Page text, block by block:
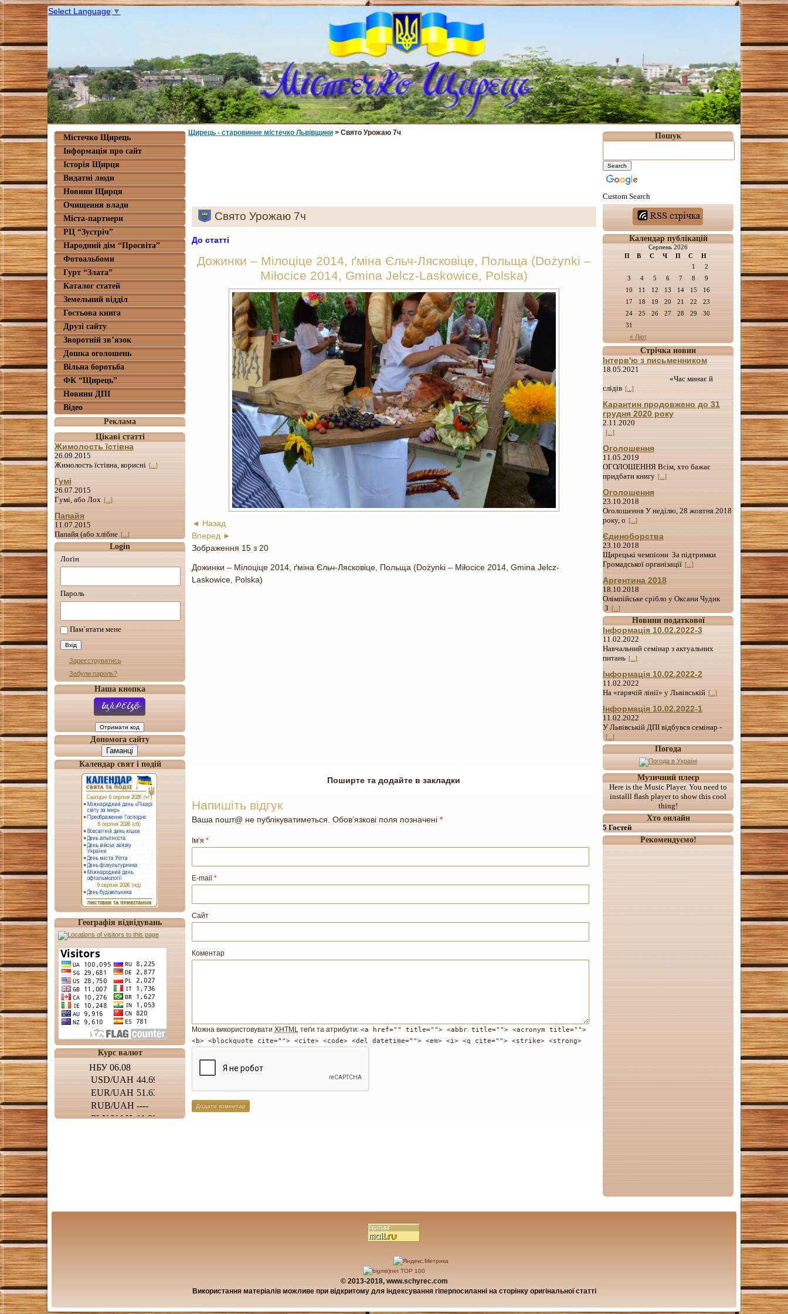
Select Language ▼
Містечко Щирець
Інформація про сайт
Історія Щирця
Видатні люди
Новини Щирця
Очищення влади
Міста-партнери
РЦ “Зустріч”
Народний дім “Просвіта”
Фотоальбоми
Гурт “Злата”
Каталог статей
Земельний відділ
Гостьова книга
Друзі сайту
Зворотній зв’язок
Дошка оголошень
Вільна боротьба
ФК “Щирець”
Новини ДПІ
Відео
Реклама
Цікаві статті
Жимолость їстівна
26.09.2015
Жимолость їстівна, корисні [...]
Гумі
26.07.2015
Гумі, або Лох [...]
Папайя
11.07.2015
Папайя (або хлібне [...]
Login
Лоґін
Пароль
Пам`ятати мене
Зареєструватись
Забули пароль?
Наша кнопка
Допомога сайту
Гаманці
Календар свят і подій
Географія відвідувань
Курс валют
Щирець - старовинне мiстечко Львiвщини> Свято Урожаю 7ч
Свято Урожаю 7ч
До статті
Дожинки – Мілоціце 2014, ґміна Єльч-Лясковіце, Польща (Dożynki –
Miłocice 2014, Gmina Jelcz-Laskowice, Polska)
◄ Назад
Вперед ►
Зображення 15 з 20
Дожинки – Мілоціце 2014, ґміна Єльч-Лясковіце, Польща (Dożynki – Miłocice 2014, Gmina Jelcz-
Laskowice, Polska)
Поширте та додайте в закладки
Напишіть відгук
Ваша пошт@ не публікуватиметься. Обов’язкові поля позначені *
Ім’я *
E-mail *
Сайт
Коментар
Можна використовувати XHTMLтеґи та атрибути: <a href="" title=""> <abbr title=""> <acronym title="">
<b> <blockquote cite=""> <cite> <code> <del datetime=""> <em> <i> <q cite=""> <strike> <strong>
Пошук
Custom Search
Календар публікацій
Серпень 2026
П
В С Ч П С Н
« Лют
1
2
3
4 5 6 7 8
9
10
11 12 13 14 15
16
17
18 19 20 21 22
23
24
25 26 27 28 29
30
31
Стрічка новин
Інтерв'ю з письменником
18.05.2021
«Час минає й
слідів [...]
Карантин продовжено до 31
грудня 2020 року
2.11.2020
[...]
Оголошення
11.05.2019
ОГОЛОШЕННЯ Всім, хто бажає
придбати книгу [...]
Оголошення
23.10.2018
Оголошення У неділю, 28 жовтня 2018
року, о [...]
Єдиноборства
23.10.2018
Щирецькі чемпіони За підтримки
Громадської організації [...]
Аргентина 2018
18.10.2018
Олімпійське срібло у Оксани Чудик
З [...]
Новини податкової
Інформація 10.02.2022-3
11.02.2022
Навчальний семінар з актуальних
питань [...]
Інформація 10.02.2022-2
11.02.2022
На «гарячій лінії» у Львівській [...]
Інформація 10.02.2022-1
11.02.2022
У Львівській ДПІ відбувся семінар -
[...]
Погода
Музичний плеєр
Here is the Music Player. You need to
installl flash player to show this cool
thing!
Хто онлайн
5 Гостей
Рекомендуємо!
© 2013-2018, www.schyrec.com
Використання матеріалів можливе при відкритому для індексування гіперпосиланні на сторінку оригінальної статті